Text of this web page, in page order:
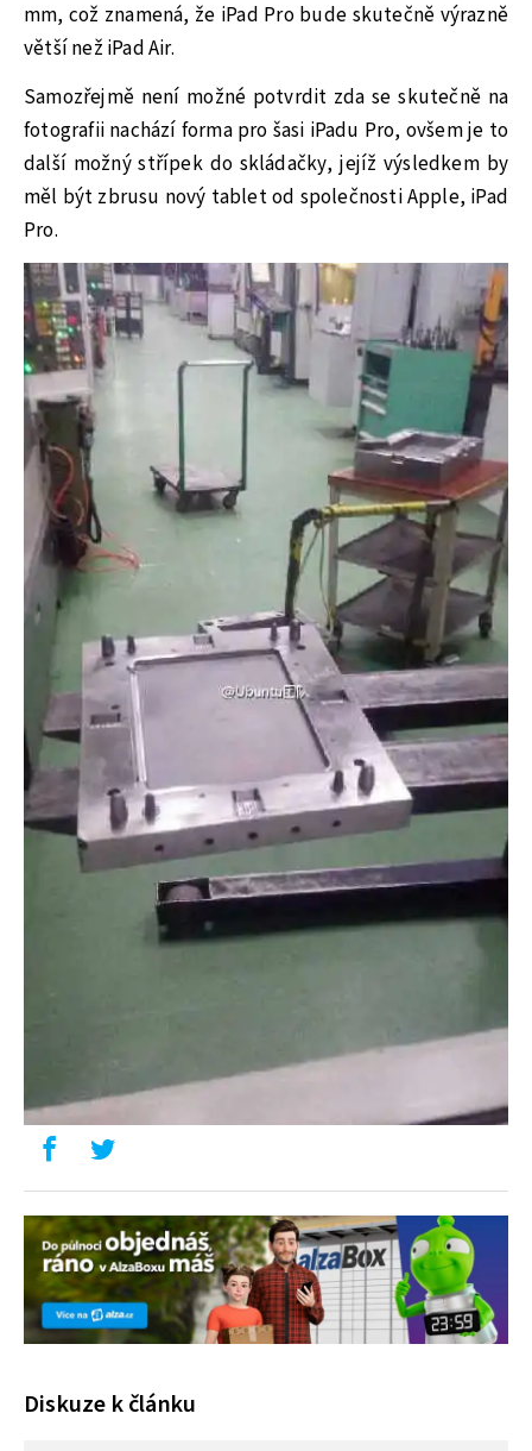
mm, což znamená, že iPad Pro bude skutečně výrazně
větší než iPad Air.
Samozřejmě není možné potvrdit zda se skutečně na
fotografii nachází forma pro šasi iPadu Pro, ovšem je to
další možný střípek do skládačky, jejíž výsledkem by
měl být zbrusu nový tablet od společnosti Apple, iPad
Pro.
Diskuze k článku